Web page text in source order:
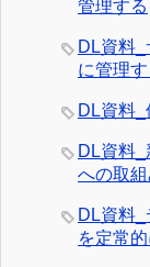
管理する
DL資料
に管理す
DL資料
DL資料
への取
DL資料
を定常